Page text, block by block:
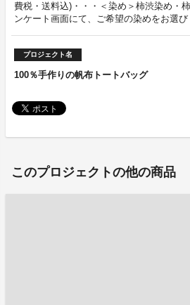
費税・送料込)・・・＜染め＞柿渋染め
ンケート画面にて、ご希望の染めをお選び
プロジェクト名
100％手作りの帆布トートバッグ
このプロジェクトの他の商品